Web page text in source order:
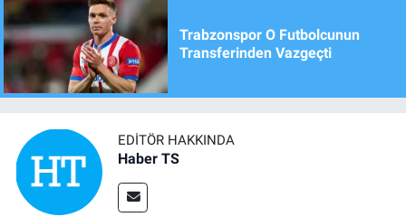
Trabzonspor O Futbolcunun
Transferinden Vazgeçti
EDITÖR HAKKINDA
Haber TS